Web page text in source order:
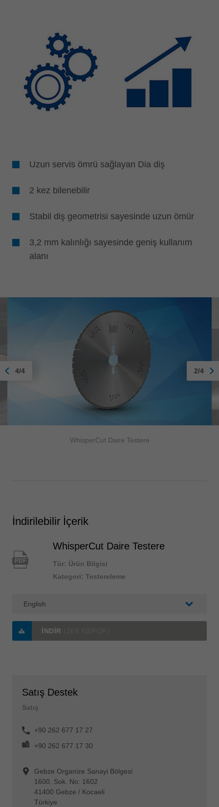
Uzun servis ömrü sağlayan Dia diş
2 kez bilenebilir
Stabil diş geometrisi sayesinde uzun ömür
3,2 mm kalınlığı sayesinde geniş kullanım
alanı
WhisperCut Daire Testere
4/4 2/4
İndirilebilir İçerik
PDF
WhisperCut Daire Testere
Tür: Ürün Bilgisi
Kategori: Testereleme
İNDIR
Satış Destek
Satış
+90 262 677 17 27
+90 262 677 17 30
Gebze Organize Sanayi Bölgesi
1600. Sok. No: 1602
41400 Gebze / Kocaeli
Türkiye